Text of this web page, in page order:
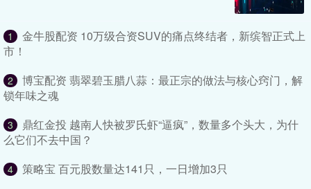
1
金牛股配资 10万级合资SUV的痛点终结者，新缤智正式上
市！
2
博宝配资 翡翠碧玉腊八蒜：最正宗的做法与核心窍门，解
锁年味之魂
3
鼎红金投 越南人快被罗氏虾“逼疯”，数量多个头大，为什
么它们不去中国？
4 策略宝 百元股数量达141只，一日增加3只